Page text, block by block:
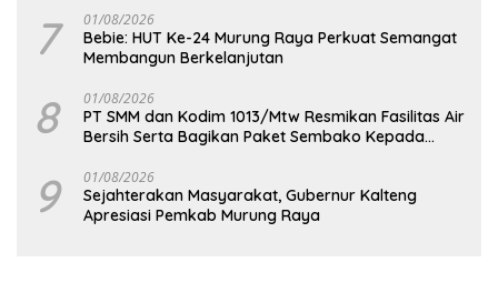
7 01/08/2026
Bebie: HUT Ke-24 Murung Raya Perkuat Semangat
Membangun Berkelanjutan
8 01/08/2026
PT SMM dan Kodim 1013/Mtw Resmikan Fasilitas Air
Bersih Serta Bagikan Paket Sembako Kepada
9 01/08/2026
Sejahterakan Masyarakat, Gubernur Kalteng
Apresiasi Pemkab Murung Raya